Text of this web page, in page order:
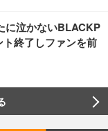
泣かないBLACKP
終了しファンを前